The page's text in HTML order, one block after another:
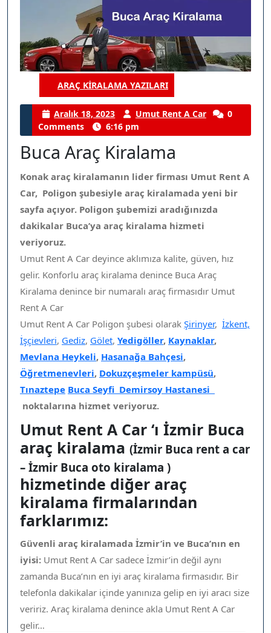
ARAÇ KIRALAMA YAZILARI
Category
Aralık 18, 2023
Aralık
18,
2023
Umut Rent A Car Umut
A
0
Comments
6:16 pm
Buca Araç Kiralama
Konak araç kiralamanın lider firması Umut Rent A
Car, Poligon şubesiyle araç kiralamada yeni bir
sayfa açıyor. Poligon şubemizi aradığınızda
dakikalar Buca’ya araç kiralama hizmeti
veriyoruz.
Umut Rent A Car deyince aklımıza kalite, güven, hız
gelir. Konforlu araç kiralama denince Buca Araç
Kiralama denince bir numaralı araç firmasıdır Umut
Rent A Car
Umut Rent A Car Poligon şubesi olarak Şirinyer, İzkent,
İşçievleri, Gediz, Gölet, Yedigöller, Kaynaklar,
Mevlana Heykeli, Hasanağa Bahçesi,
Öğretmenevleri, Dokuzçeşmeler kampüsü,
Tınaztepe Buca Seyfi Demirsoy Hastanesi
noktalarına hizmet veriyoruz.
Umut Rent A Car ‘ı İzmir Buca
araç kiralama (İzmir Buca rent a car
– İzmir Buca oto kiralama )
hizmetinde diğer araç
kiralama firmalarından
farklarımız:
Güvenli araç kiralamada İzmir’in ve Buca’nın en
iyisi: Umut Rent A Car sadece İzmir’in değil aynı
zamanda Buca’nın en iyi araç kiralama firmasıdır. Bir
telefonla dakikalar içinde yanınıza gelip en iyi aracı size
veririz. Araç kiralama denince akla Umut Rent A Car
gelir…